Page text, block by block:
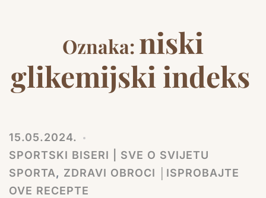
Oznaka: niski
glikemijski indeks
15.05.2024.
SPORTSKI BISERI | SVE O SVIJETU
SPORTA, ZDRAVI OBROCI │ISPROBAJTE
OVE RECEPTE